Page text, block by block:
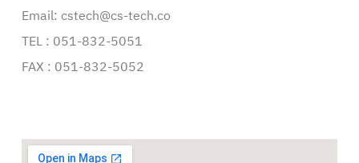
Email: cstech@cs-tech.co
TEL : 051-832-5051
FAX : 051-832-5052